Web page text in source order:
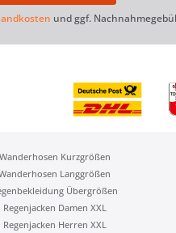
und ggf.
Wanderhosen Kurzgrößen
Langgrößen
Übergrößen
Regenjacken Damen XXL
Regenjacken Herren XXL